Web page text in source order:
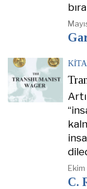
C.